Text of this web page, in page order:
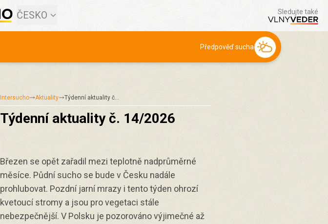
ČESKO Sledujte také
Předpověď sucha
Intersucho Aktuality Týdenní aktuality č…
Týdenní aktuality č. 14/2026
Březen se opět zařadil mezi teplotně nadprůměrné
měsíce. Půdní sucho se bude v Česku nadále
prohlubovat. Pozdní jarní mrazy i tento týden ohrozí
kvetoucí stromy a jsou pro vegetaci stále
nebezpečnější. V Polsku je pozorováno výjimečné až